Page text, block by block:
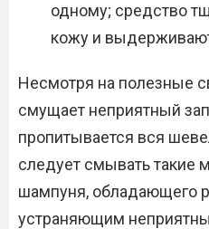
одному; средство
кожу и
Несмотря на полезные
смущает неприятный
пропитывается вся
следует смывать такие
шампуня, обладающего
устраняющим